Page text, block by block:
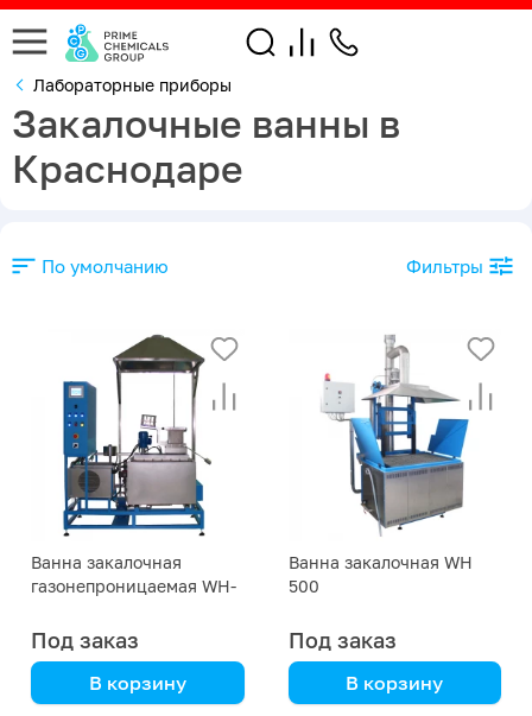
Лабораторные приборы
Закалочные ванны в
Краснодаре
По умолчанию Фильтры
Ванна закалочная
газонепроницаемая WH-
Под заказ
В корзину
Ванна закалочная WH
500
Под заказ
В корзину